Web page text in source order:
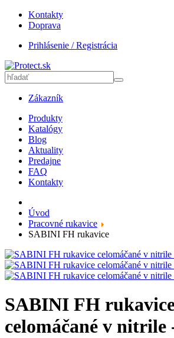
Kontakty
Doprava
Prihlásenie / Registrácia
Zákazník
Produkty
Katalógy
Blog
Aktuality
Predajne
FAQ
Kontakty
Úvod
Pracovné rukavice
SABINI FH rukavice
SABINI FH
celomáčané v nitrile